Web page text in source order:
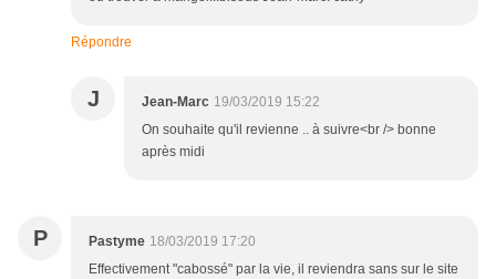
Répondre
J Jean-Marc 19/03/2019 15:22
On souhaite qu'il revienne .. à suivre<br /> bonne
après midi
P Pastyme 18/03/2019 17:20
Effectivement "cabossé" par la vie, il reviendra sans sur le site